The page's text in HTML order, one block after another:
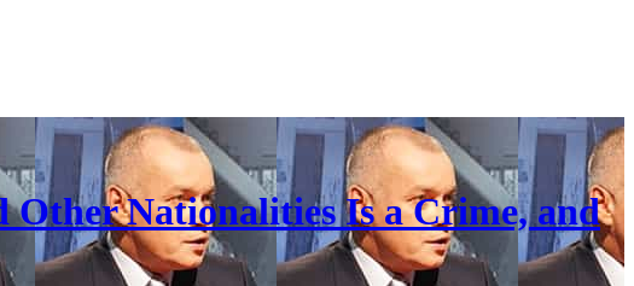
Nationalities Is a Crime, and